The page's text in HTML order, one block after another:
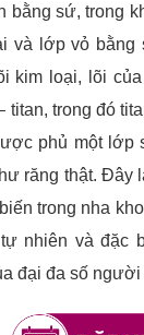
bằng sứ, trong
và lớp vỏ bằng
kim loại, lõi
titan, trong đó
phủ một lớp
răng thật. Đây
trong nha
nhiên và đặc
đại đa số người